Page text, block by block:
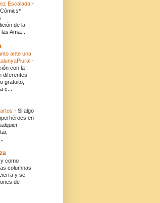
Escalada -
de la
Ama...
ante una
-
con la
diferentes
gratuito,
c...
- Si algo
en
y como
columnas
y se
de